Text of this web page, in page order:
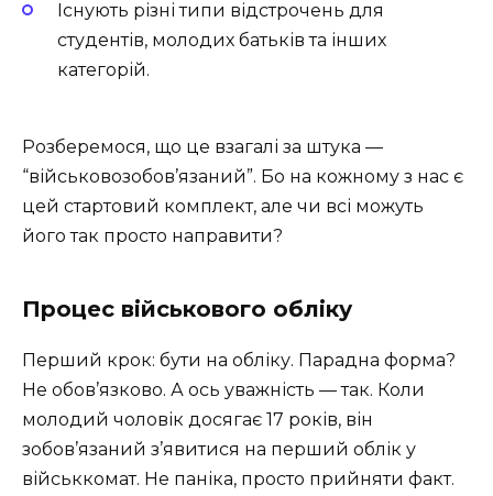
Існують різні типи відстрочень для
студентів, молодих батьків та інших
категорій.
Розберемося, що це взагалі за штука —
“військовозобов’язаний”. Бо на кожному з нас є
цей стартовий комплект, але чи всі можуть
його так просто направити?
Процес військового обліку
Перший крок: бути на обліку. Парадна форма?
Не обов’язково. А ось уважність — так. Коли
молодий чоловік досягає 17 років, він
зобов’язаний з’явитися на перший облік у
військкомат. Не паніка, просто прийняти факт.